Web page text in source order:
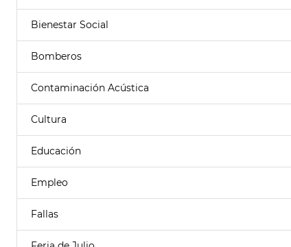
Bienestar Social
Bomberos
Contaminación Acústica
Cultura
Educación
Empleo
Fallas